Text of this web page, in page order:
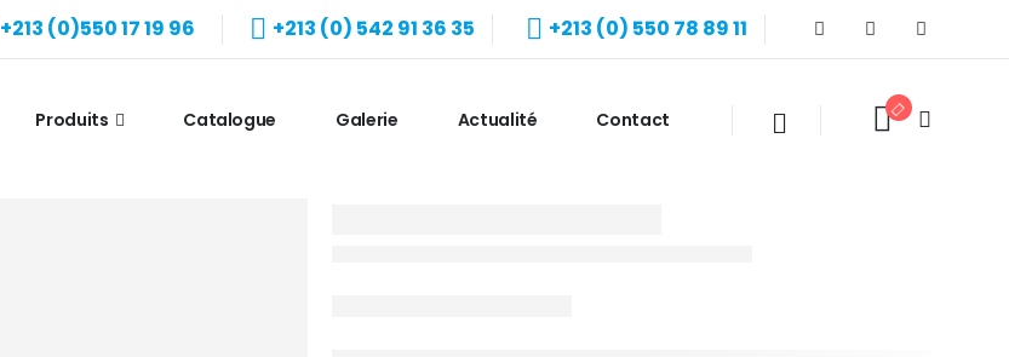
+213 (0)550 17 19 96 +213 (0) 542 91 36 35 +213 (0) 550 78 89 11
Produits Catalogue Galerie Actualité Contact